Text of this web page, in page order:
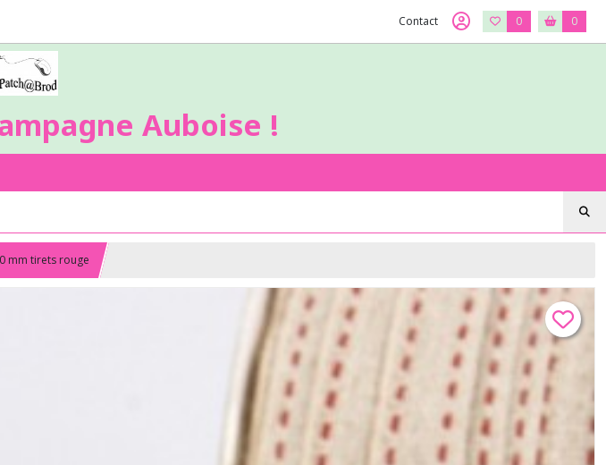
Contact 0 0
Auboise !
mm tirets rouge